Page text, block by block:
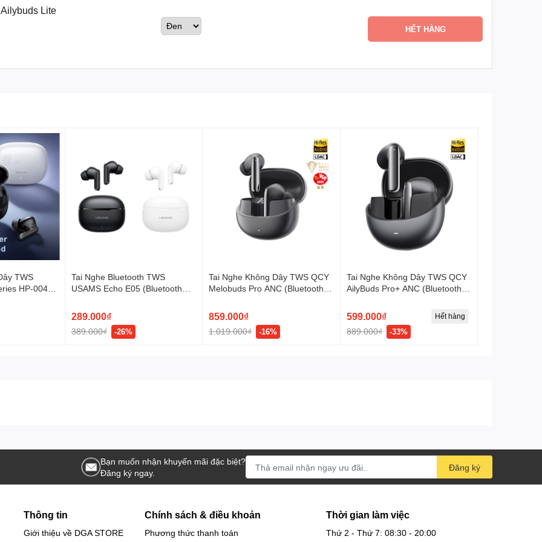
Lite
HẾT HÀNG
TWS
HP-004
Tai Nghe Bluetooth TWS
USAMS Echo E05 (Bluetooth
Sound, Low latency)
289.000₫
389.000₫ -26%
Tai Nghe Không Dây TWS QCY
Melobuds Pro ANC (Bluetooth
ENC)
859.000₫
1.019.000₫ -16%
Tai Nghe Không Dây TWS QCY
AilyBuds Pro+ ANC (Bluetooth
LDAC, IPX5)
599.000₫
889.000₫ -33%
Hết hàng
Bạn muốn nhận khuyến mãi đặc biệt?
Đăng ký ngay.
Đăng ký
Thông tin
Giới thiệu về DGA STORE
Chính sách & điều khoản
Phương thức thanh toán
Thời gian làm việc
Thứ 2 - Thứ 7: 08:30 - 20:00